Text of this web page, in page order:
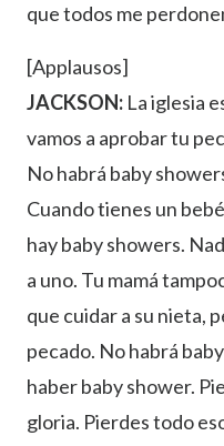
que todos me
[Applausos]
JACKSON: La iglesia
vamos a aprobar tu
No habrá baby
Cuando tienes un
hay baby showers.
a uno. Tu mamá
que cuidar a su nieta,
pecado. No habrá
haber baby shower.
gloria. Pierdes todo